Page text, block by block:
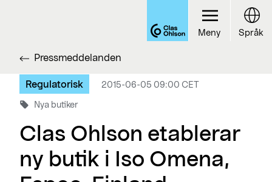
Pressmeddelanden
Regulatorisk
2015-06-05 09:00 CET
Nya butiker
Clas Ohlson etablerar
ny butik i Iso Omena,
Meny Språk